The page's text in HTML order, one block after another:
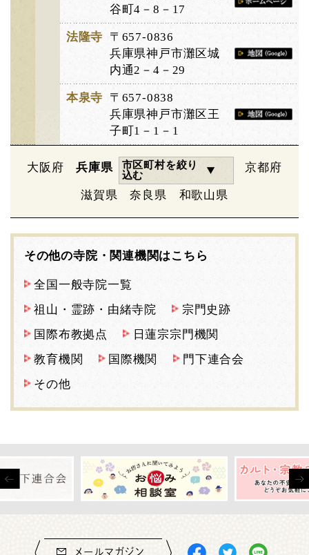
谷町4－8－17
法隆寺
〒657-0836
兵庫県神戸市灘区城
内通2－4－29
本泉寺
〒657-0838
兵庫県神戸市灘区王
子町1－1－1
大阪府 兵庫県
市区町村を絞り
込む
京都府
滋賀県 奈良県 和歌山県
その他の寺院・関連機関はこちら
全国一般寺院一覧
祖山・霊跡・由緒寺院
宗門史跡
国際布教拠点
日蓮宗宗門機関
教育機関
国際機関
門下連合会
その他
メールマガジン